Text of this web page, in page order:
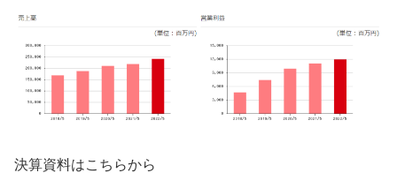
決算資料はこちらから